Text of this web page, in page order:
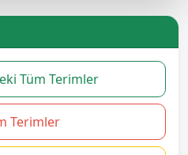
Tüm Terimler
Terimler